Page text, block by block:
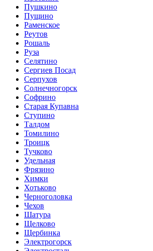
Пушкино
Пущино
Раменское
Реутов
Рошаль
Руза
Селятино
Сергиев Посад
Серпухов
Солнечногорск
Софрино
Старая Купавна
Ступино
Талдом
Томилино
Троицк
Тучково
Удельная
Фрязино
Химки
Хотьково
Черноголовка
Чехов
Шатура
Щелково
Щербинка
Электрогорск